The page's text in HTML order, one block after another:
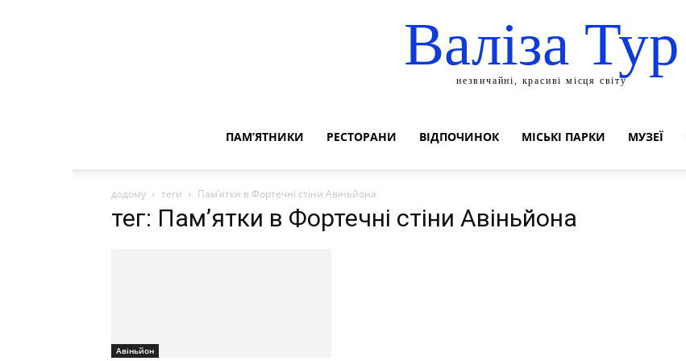
Валіза Тур
незвичайні, красиві місця світу
ПАМ’ЯТНИКИ РЕСТОРАНИ ВІДПОЧИНОК МІСЬКІ ПАРКИ МУЗЕЇ
додому теги Пам’ятки в Фортечні стіни Авіньйона
тег: Пам’ятки в Фортечні стіни Авіньйона
Авіньйон